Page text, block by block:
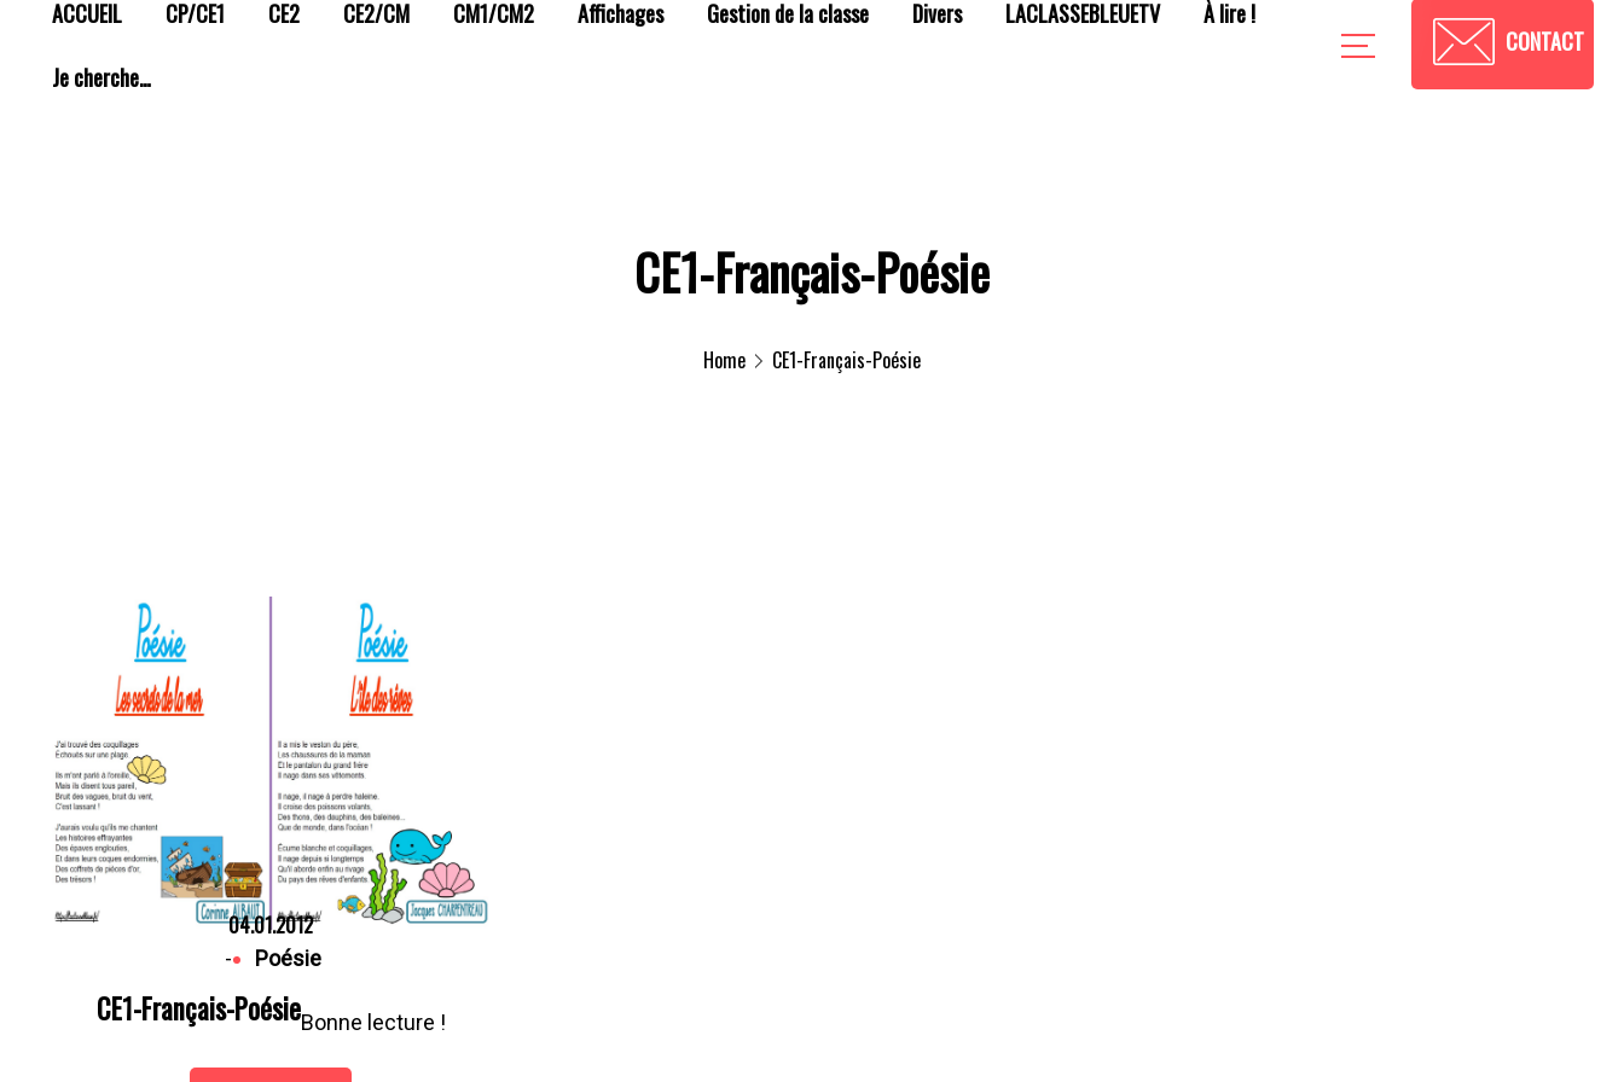
ACCUEIL CP/CE1 CE2 CE2/CM CM1/CM2 Affichages Gestion de la classe Divers LACLASSEBLEUETV À lire !
Je cherche…
CONTACT
CE1-Français-Poésie
Home CE1-Français-Poésie
04.01.2012
- Poésie
CE1-Français-PoésieBonne lecture !